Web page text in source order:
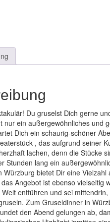
Du gruselst Dich gerne
nur ein außergewöhnliches und
Dich ein schaurig-schöner
, das aufgrund seiner
lachen, denn die Stücke
Stunden lang ein
Würzburg bietet Dir eine Vielzahl
das Angebot ist ebenso
entführen und sei
Zum Gruseldinner in
den Abend gelungen ab,